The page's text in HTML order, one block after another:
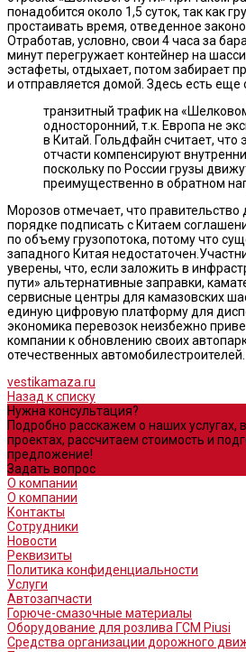
понадобится около 1,5 суток, так как
простаивать время, отведенное
Отработав, условно, свои 4 часа за
минут перегружает контейнер на
эстафеты, отдыхает, потом забирает
и отправляется домой. Здесь есть
транзитный трафик на
односторонний, т.к. Европа не
в Китай. Гольдфайн считает, что
отчасти компенсируют
поскольку по России грузы
преимущественно в обратном
Морозов отмечает, что
порядке подписать с Китаем
по объему грузопотока, потому что
западного Китая
уверены, что, если заложить в
пути» альтернативные заправки,
сервисные центры для камазовских
единую цифровую платформу для
экономика перевозок неизбежно
компании к обновлению своих
отечественных автомобилестроителей.
vestikamaza.ru
Назад к списку
Нужна консультация?
Подробно расскажем о наших услугах,
проектах, рассчитаем стоимость и
предложение!
Задать вопрос
О компании
О компании
Контакты
Сотрудники
Новости
Реквизиты
Политика конфиденциальности
Услуги
Автозапчасти
Горюче-смазочные материалы
Оборудование для розлива ГСМ Piusi
Средства организации дорожного